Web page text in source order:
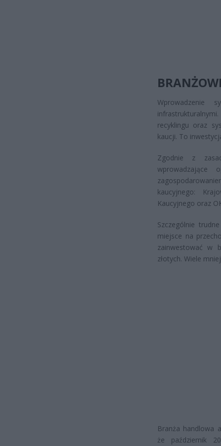
Wprowadzenie
recyklingu oraz
kaucji. To
Zgodnie z
kaucyjnego:
Kaucyjnego oraz
Szczególnie
miejsce na
zainwestować w
złotych. Wiele
Branża handlowa
że październik